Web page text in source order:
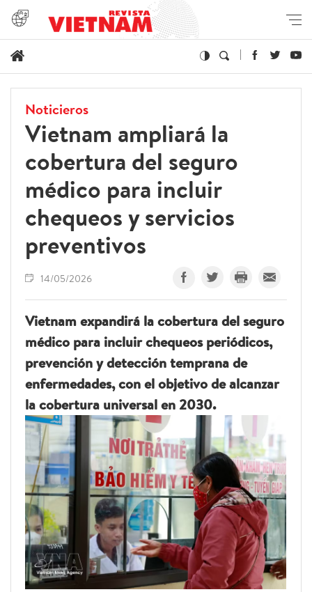
Noticieros
Vietnam ampliará la
cobertura del seguro
médico para incluir
chequeos y servicios
preventivos
14/05/2026
Vietnam expandirá la cobertura del seguro
médico para incluir chequeos periódicos,
prevención y detección temprana de
enfermedades, con el objetivo de alcanzar
la cobertura universal en 2030.